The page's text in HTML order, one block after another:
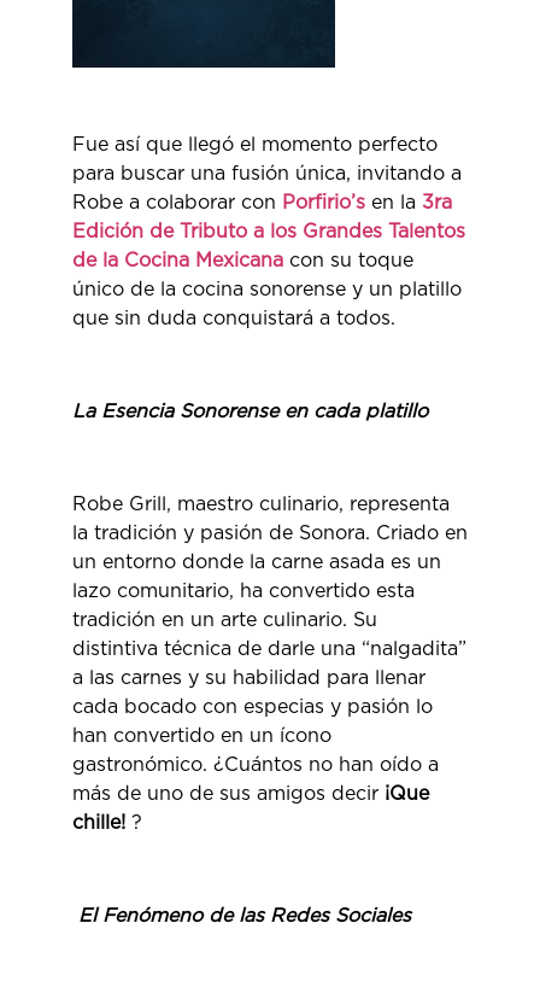
Fue así que llegó el momento perfecto
para buscar una fusión única, invitando a
Robe a colaborar con Porfirio’s en la 3ra
Edición de Tributo a los Grandes Talentos
de la Cocina Mexicana con su toque
único de la cocina sonorense y un platillo
que sin duda conquistará a todos.
La Esencia Sonorense en cada platillo
Robe Grill, maestro culinario, representa
la tradición y pasión de Sonora. Criado en
un entorno donde la carne asada es un
lazo comunitario, ha convertido esta
tradición en un arte culinario. Su
distintiva técnica de darle una “nalgadita”
a las carnes y su habilidad para llenar
cada bocado con especias y pasión lo
han convertido en un ícono
gastronómico. ¿Cuántos no han oído a
más de uno de sus amigos decir ¡Que
chille! ?
El Fenómeno de las Redes Sociales